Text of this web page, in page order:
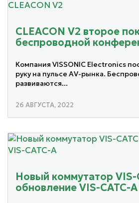
CLEACON V2 второе
беспроводной
Компания VISSONIC Electronics
руку на пульсе AV-рынка.
развиваются...
26 АВГУСТА, 2022
Новый коммутатор VIS-
обновление VIS-CATC-A